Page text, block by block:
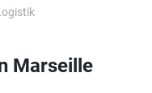
Marseille